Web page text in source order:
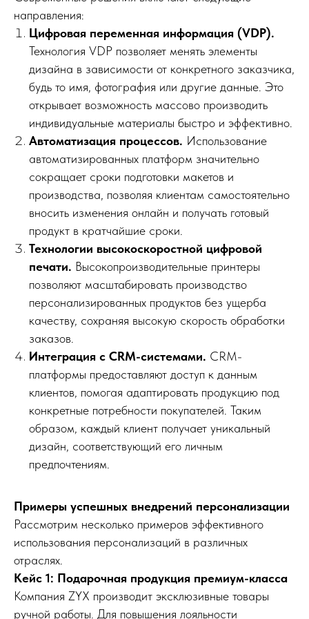
направления:
Цифровая переменная информация (VDP).
Технология VDP позволяет менять элементы
дизайна в зависимости от конкретного заказчика,
будь то имя, фотография или другие данные. Это
открывает возможность массово производить
индивидуальные материалы быстро и эффективно.
Автоматизация процессов. Использование
автоматизированных платформ значительно
сокращает сроки подготовки макетов и
производства, позволяя клиентам самостоятельно
вносить изменения онлайн и получать готовый
продукт в кратчайшие сроки.
Технологии высокоскоростной цифровой
печати. Высокопроизводительные принтеры
позволяют масштабировать производство
персонализированных продуктов без ущерба
качеству, сохраняя высокую скорость обработки
заказов.
Интеграция с CRM-системами. CRM-
платформы предоставляют доступ к данным
клиентов, помогая адаптировать продукцию под
конкретные потребности покупателей. Таким
образом, каждый клиент получает уникальный
дизайн, соответствующий его личным
предпочтениям.
Примеры успешных внедрений персонализации
Рассмотрим несколько примеров эффективного
использования персонализаций в различных
отраслях.
Кейс 1: Подарочная продукция премиум-класса
Компания ZYX производит эксклюзивные товары
ручной работы. Для повышения лояльности